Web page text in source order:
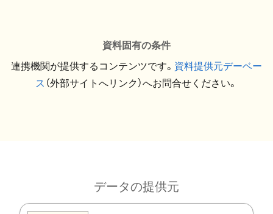
資料固有の条件
連携機関が提供するコンテンツです。 資料提供元デーベー
ス （外部サイトへリンク）へお問合せください。
データの提供元